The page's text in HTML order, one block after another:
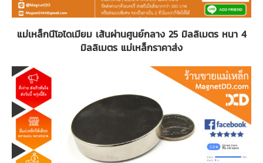
แม่เหล็กนีโอไดเมียม เส้นผ่านศูนย์กลาง 25 มิลลิเมตร หนา 4
มิลลิเมตร แม่เหล็กราคาส่ง